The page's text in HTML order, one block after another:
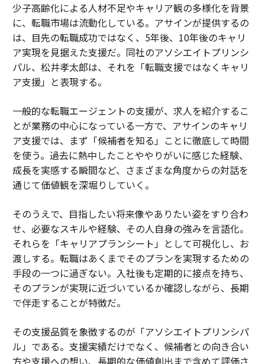
少子高齢化による人材不足やキャリア観の多様化を背景
に、転職市場は流動化している。アサインが提供するの
は、目先の転職成功ではなく、5年後、10年後のキャリ
ア実現を見据えた支援だ。同社のアソシエイトプリンシ
パル、松井孝太郎は、それを「転職支援ではなくキャリ
ア支援」と表現する。
一般的な転職エージェントの支援が、求人を紹介するこ
とが業務の中心になっている一方で、アサインのキャリ
ア支援では、まず「候補者を知る」ことに徹底して時間
を使う。過去に熱中したことややりがいに感じた経験、
成長を実感する瞬間など、さまざまな角度からの対話を
通じて価値観を深堀りしていく。
そのうえで、目指したい将来像やありたい姿をすり合わ
せ、必要なスキルや経験、その人自身の強みを言語化。
それらを「キャリアプランシート」として可視化し、お
渡しする。転職はあくまでそのプランを実現するための
手段の一つに過ぎない。入社後も定期的に接点を持ち、
そのプランが実現に近づいているか確認しながら、長期
で伴走することが特徴だ。
その支援品質を象徴するのが「アソシエイトプリンシパ
ル」である。支援実績だけでなく、候補者との向き合い
方や支援への想い、長期的な価値創出まで含めて評価さ